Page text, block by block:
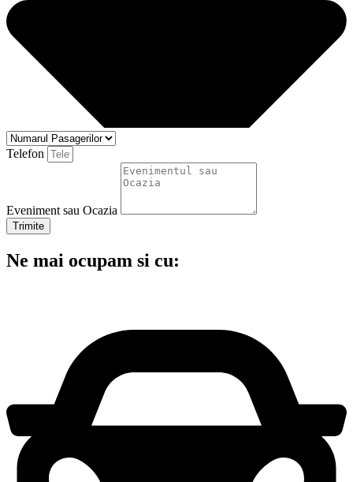
Telefon
Eveniment sau Ocazia
Trimite
Ne mai ocupam si cu: